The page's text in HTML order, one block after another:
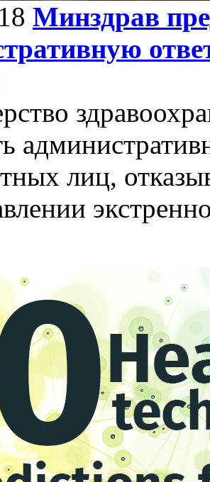
Минздрав
лиц,